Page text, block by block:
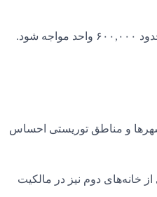
و مناطق توریستی احساس
خانه‌های دوم نیز در مالکیت